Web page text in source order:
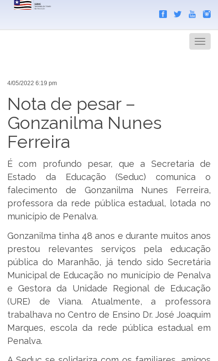
Menu
4/05/2022 6:19 pm
Nota de pesar –
Gonzanilma Nunes
Ferreira
É com profundo pesar, que a Secretaria de
Estado da Educação (Seduc) comunica o
falecimento de Gonzanilma Nunes Ferreira,
professora da rede pública estadual, lotada no
município de Penalva.
Gonzanilma tinha 48 anos e durante muitos anos
prestou relevantes serviços pela educação
pública do Maranhão, já tendo sido Secretária
Municipal de Educação no município de Penalva
e Gestora da Unidade Regional de Educação
(URE) de Viana. Atualmente, a professora
trabalhava no Centro de Ensino Dr. José Joaquim
Marques, escola da rede pública estadual em
Penalva.